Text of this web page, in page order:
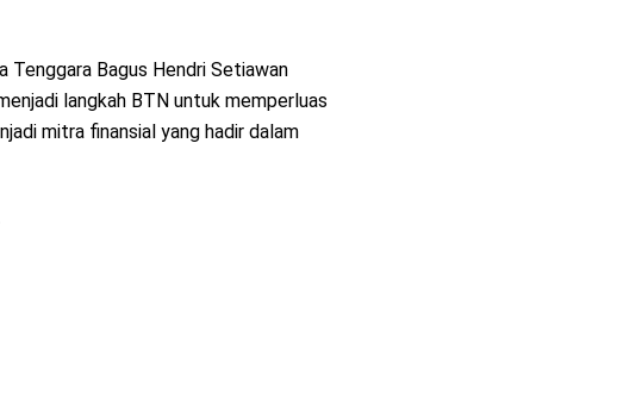
Tenggara Bagus Hendri Setiawan
langkah BTN untuk memperluas
mitra finansial yang hadir dalam